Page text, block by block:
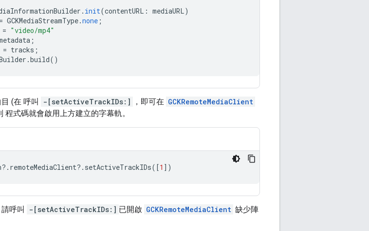
. init(contentURL : mediaURL)
= GCKMediaStreamType.none ;
= "video/mp4"
;
= tracks ;
.build()
(在 呼叫 -[setActiveTrackIDs:] ，即可在 GCKRemoteMediaClient
式碼就會啟用上方建立的字幕軌。
?. remoteMediaClient?. setActiveTrackIDs([1 ])
呼叫 -[setActiveTrackIDs:] 已開啟 GCKRemoteMediaClient 缺少陣